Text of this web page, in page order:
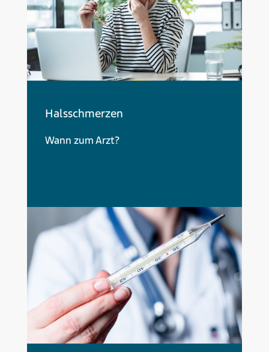
Halsschmerzen
Wann zum Arzt?